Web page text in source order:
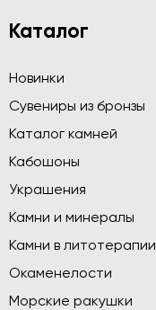
Каталог
Новинки
Сувениры из бронзы
Каталог камней
Кабошоны
Украшения
Камни и минералы
Камни в литотерапии
Окаменелости
Морские ракушки